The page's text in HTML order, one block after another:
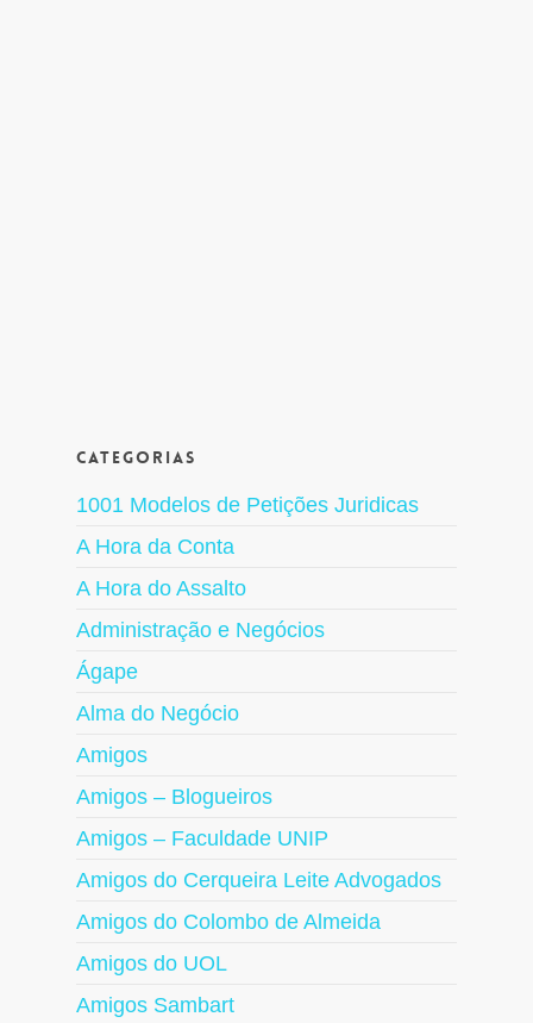
Categorias
1001 Modelos de Petições Juridicas
A Hora da Conta
A Hora do Assalto
Administração e Negócios
Ágape
Alma do Negócio
Amigos
Amigos – Blogueiros
Amigos – Faculdade UNIP
Amigos do Cerqueira Leite Advogados
Amigos do Colombo de Almeida
Amigos do UOL
Amigos Sambart